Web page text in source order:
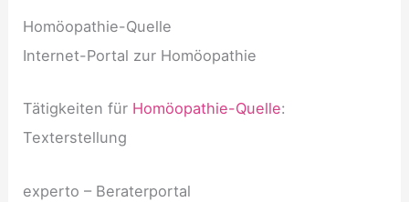
Homöopathie-Quelle
Internet-Portal zur Homöopathie
Tätigkeiten für Homöopathie-Quelle:
Texterstellung
experto – Beraterportal